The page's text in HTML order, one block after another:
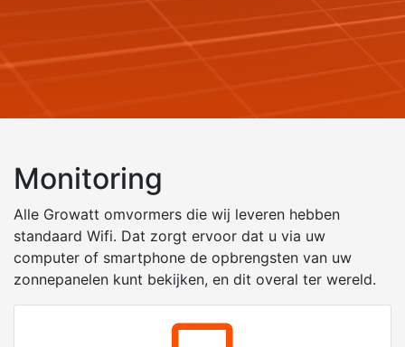
Monitoring
Alle Growatt omvormers die wij leveren hebben
standaard Wifi. Dat zorgt ervoor dat u via uw
computer of smartphone de opbrengsten van uw
zonnepanelen kunt bekijken, en dit overal ter wereld.